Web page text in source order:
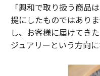
「興和で取り扱う商品
提にしたものではあり
し、お客様に届けてき
ジュアリーという方向に